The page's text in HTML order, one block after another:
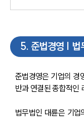
5. 준법경영 | 법
준법경영은 기업의 경
반과 연결된 종합적인
법무법인 대륜은 기